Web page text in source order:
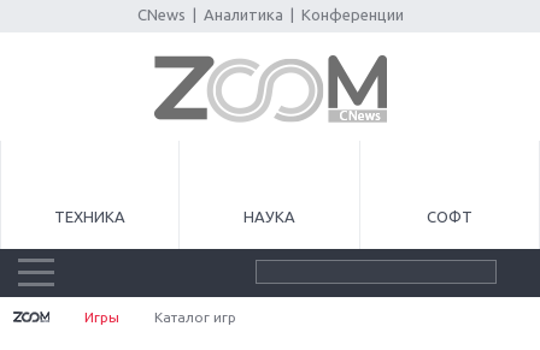
CNews Аналитика Конференции
ТЕХНИКА НАУКА СОФТ
Игры Каталог игр